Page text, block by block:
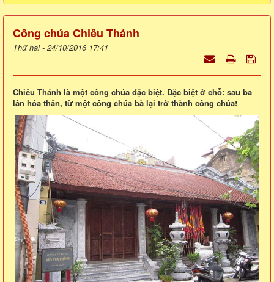
Công chúa Chiêu Thánh
Thứ hai - 24/10/2016 17:41
Chiêu Thánh là một công chúa đặc biệt. Đặc biệt ở chỗ: sau ba
lần hóa thân, từ một công chúa bà lại trở thành công chúa!